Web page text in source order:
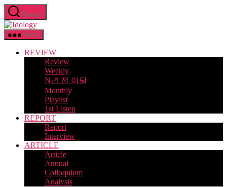
Skip
to
the
content
Search
Idology
Menu
REVIEW
Review
Weekly
N년 전 이달
Monthly
Playlist
1st Listen
REPORT
Report
Interview
ARTICLE
Article
Annual
Colloquium
Analysis